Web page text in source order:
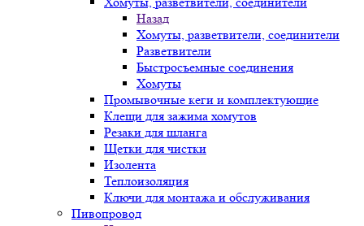
Назад
Хомуты, разветвители, соединители
Разветвители
Быстросъемные соединения
Хомуты
Промывочные кеги и комплектующие
Клещи для зажима хомутов
Резаки для шланга
Щетки для чистки
Изолента
Теплоизоляция
Ключи для монтажа и обслуживания
Пивопровод